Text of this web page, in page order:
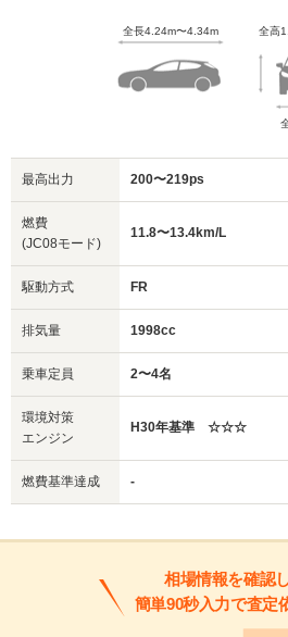
全長4.24m〜4.34m 全高
最高出力 200〜219ps
燃費
(JC08モード)
11.8〜13.4km/L
駆動方式 FR
排気量 1998cc
乗車定員 2〜4名
環境対策
エンジン
H30年基準 ☆☆☆
燃費基準達成 -
相場情報を確認
簡単90秒入力で査定